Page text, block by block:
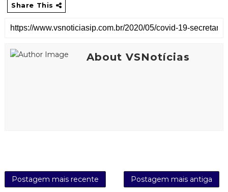
Share This
About VSNotícias
Postagem mais recente Postagem mais antiga